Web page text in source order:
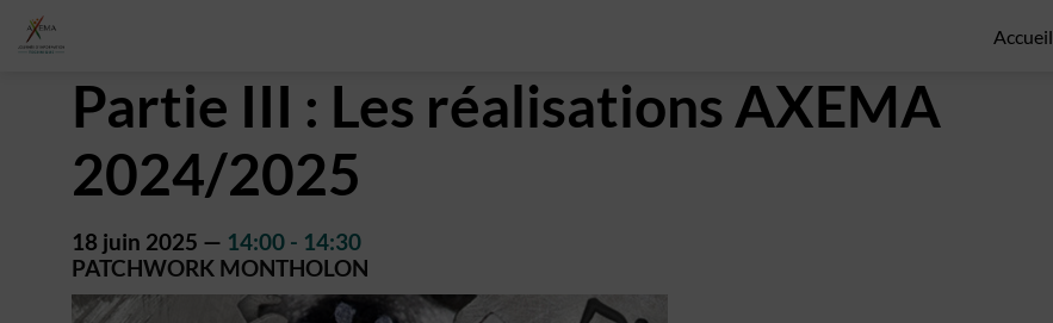
Accueil
Partie III : Les réalisations AXEMA
2024/2025
18 juin 2025 — 14:00 - 14:30
PATCHWORK MONTHOLON